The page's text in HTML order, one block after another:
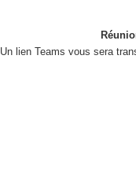
Un lien Teams vous sera